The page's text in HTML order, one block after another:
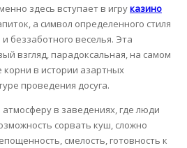
здесь вступает в игруказино
а символ определенного стиля
беззаботного веселья. Эта
взгляд, парадоксальная, на самом
корни в истории азартных
проведения досуга.
атмосферу в заведениях, где люди
сорвать куш, сложно
смелость, готовность к